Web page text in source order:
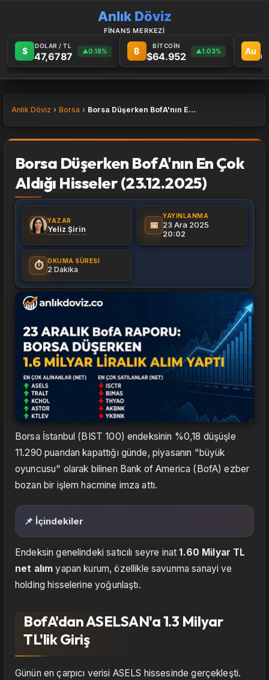
Anlık Döviz
FİNANS MERKEZİ
$ DOLAR / TL
47,6787 ▲0.18% ₿ BİTCOİN
$64.952 ▲1.03% Au
Anlık Döviz Borsa Borsa Düşerken BofA'nın En Çok Aldığı Hisseler (23.12.2025)
Borsa Düşerken BofA'nın En Çok
Aldığı Hisseler (23.12.2025)
YAZAR
Yeliz Şirin 📅
YAYINLANMA
23 Ara 2025
20:02
⏱️ OKUMA SÜRESI
2 Dakika
Borsa İstanbul (BIST 100) endeksinin %0,18 düşüşle
11.290 puandan kapattığı günde, piyasanın "büyük
oyuncusu" olarak bilinen Bank of America (BofA) ezber
bozan bir işlem hacmine imza attı.
📌 İçindekiler
Endeksin genelindeki satıcılı seyre inat1.60 Milyar TL
net alım yapan kurum, özellikle savunma sanayi ve
holding hisselerine yoğunlaştı.
BofA'dan ASELSAN'a 1.3 Milyar
TL'lik Giriş
Günün en çarpıcı verisi ASELS hissesinde gerçekleşti.